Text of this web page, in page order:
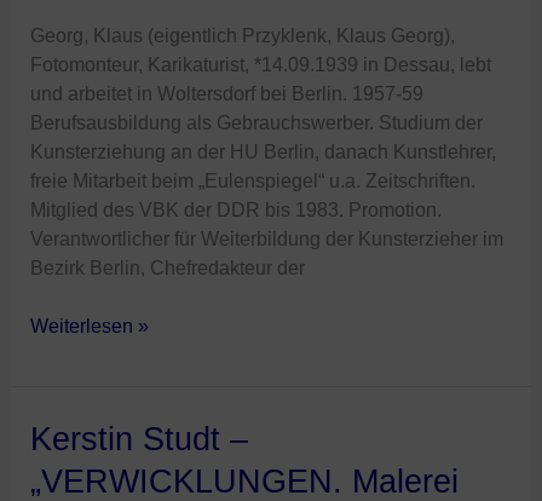
Georg, Klaus (eigentlich Przyklenk, Klaus Georg),
Fotomonteur, Karikaturist, *14.09.1939 in Dessau, lebt
und arbeitet in Woltersdorf bei Berlin. 1957-59
Berufsausbildung als Gebrauchswerber. Studium der
Kunsterziehung an der HU Berlin, danach Kunstlehrer,
freie Mitarbeit beim „Eulenspiegel“ u.a. Zeitschriften.
Mitglied des VBK der DDR bis 1983. Promotion.
Verantwortlicher für Weiterbildung der Kunsterzieher im
Bezirk Berlin, Chefredakteur der
Weiterlesen »
Kerstin Studt –
„VERWICKLUNGEN. Malerei
Kerstin
–